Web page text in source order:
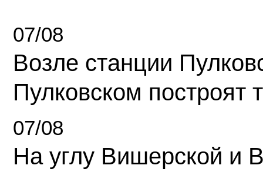
07/08
Возле станции
Пулковском построят
07/08
На углу Вишерской и